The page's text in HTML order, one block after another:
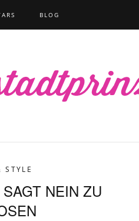
BLOG
STYLE
NEIN ZU